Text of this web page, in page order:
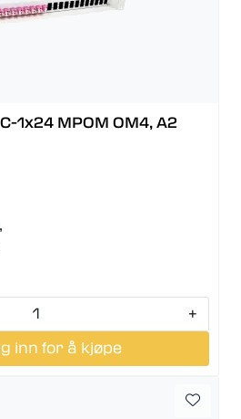
1x24 MPOM OM4, A2
+
inn for å kjøpe